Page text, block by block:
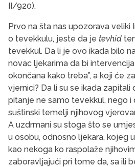
II/920).
Prvo na šta nas upozorava veliki
o tevekkulu, jeste da je tevhid
tevekkul. Da li je ovo ikada bilo
novac ljekarima da bi intervencija
okončana kako treba”, a koji će
vjernici? Da li su se ikada
pitanje ne samo tevekkul, nego i
suštinski temelji njihovog
A uzdrmani su stoga što se
u osobu, odnosno ljekara, kojeg
kao nekoga ko raspolaže
zaboravljajući pri tome da, sa ili